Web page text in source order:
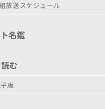
放送スケジュール
名鑑
む
版